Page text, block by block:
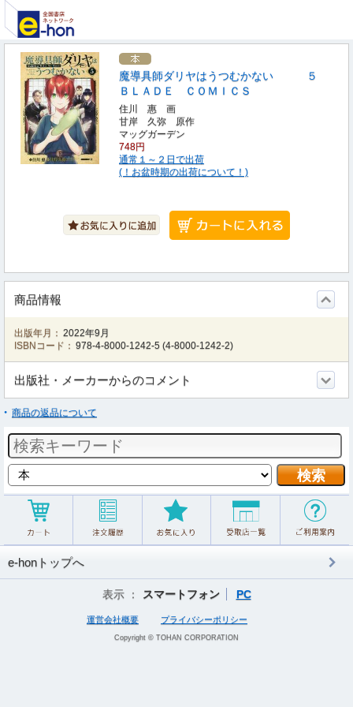
魔導具師ダリヤはうつむかない ５
ＢＬＡＤＥ ＣＯＭＩＣＳ
住川 惠 画
甘岸 久弥 原作
マッグガーデン
748円
通常１～２日で出荷
(！お盆時期の出荷について！)
商品情報
出版年月： 2022年9月
ISBNコード： 978-4-8000-1242-5 (4-8000-1242-2)
出版社・メーカーからのコメント
商品の返品について
e-honトップへ
表示 ： スマートフォン PC
運営会社概要 プライバシーポリシー
Copyright © TOHAN CORPORATION